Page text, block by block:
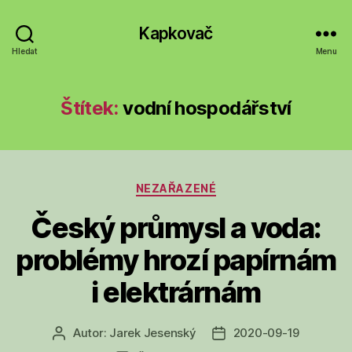
Hledat
Kapkovač
Menu
Štítek: vodní hospodářství
Rubriky
NEZAŘAZENÉ
Český průmysl a voda:
problémy hrozí papírnám
i elektrárnám
AutorAutor: Jarek Jesenský
Datum
2020-09-19